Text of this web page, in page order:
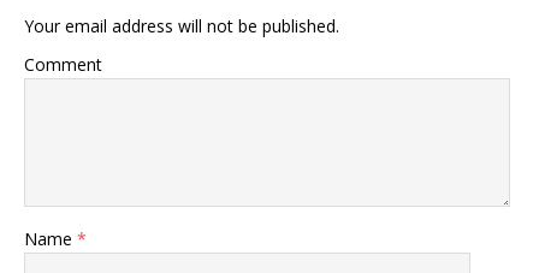
Your email address will not be published.
Comment
Name *